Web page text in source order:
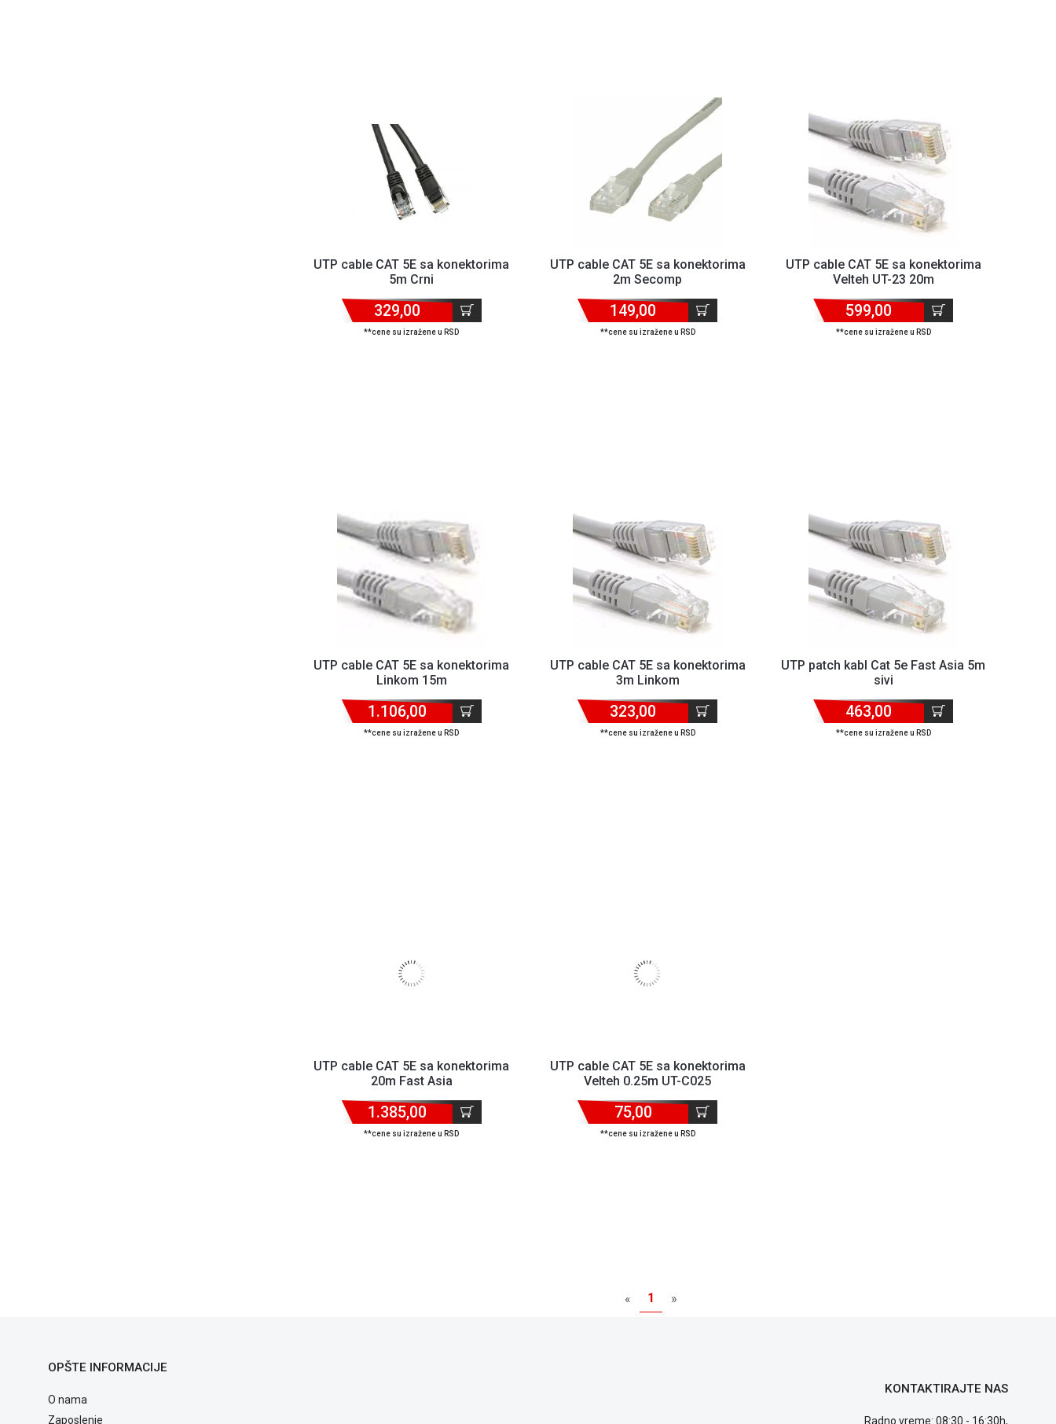
UTP cable CAT 5E sa konektorima
5m Crni
329,00
**cene su izražene u RSD
UTP cable CAT 5E sa konektorima
2m Secomp
149,00
**cene su izražene u RSD
UTP cable CAT 5E sa konektorima
Velteh UT-23 20m
599,00
**cene su izražene u RSD
UTP cable CAT 5E sa konektorima
Linkom 15m
1.106,00
**cene su izražene u RSD
UTP cable CAT 5E sa konektorima
3m Linkom
323,00
**cene su izražene u RSD
UTP patch kabl Cat 5e Fast Asia 5m
sivi
463,00
**cene su izražene u RSD
UTP cable CAT 5E sa konektorima
20m Fast Asia
1.385,00
**cene su izražene u RSD
UTP cable CAT 5E sa konektorima
Velteh 0.25m UT-C025
75,00
**cene su izražene u RSD
« 1 »
OPŠTE INFORMACIJE
O nama
Zaposlenje
KONTAKTIRAJTE NAS
Radno vreme: 08:30 - 16:30h,